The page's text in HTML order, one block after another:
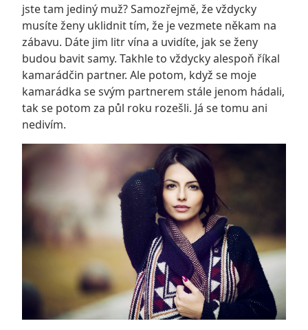
jste tam jediný muž? Samozřejmě, že vždycky
musíte ženy uklidnit tím, že je vezmete někam na
zábavu. Dáte jim litr vína a uvidíte, jak se ženy
budou bavit samy. Takhle to vždycky alespoň říkal
kamarádčin partner. Ale potom, když se moje
kamarádka se svým partnerem stále jenom hádali,
tak se potom za půl roku rozešli. Já se tomu ani
nedivím.